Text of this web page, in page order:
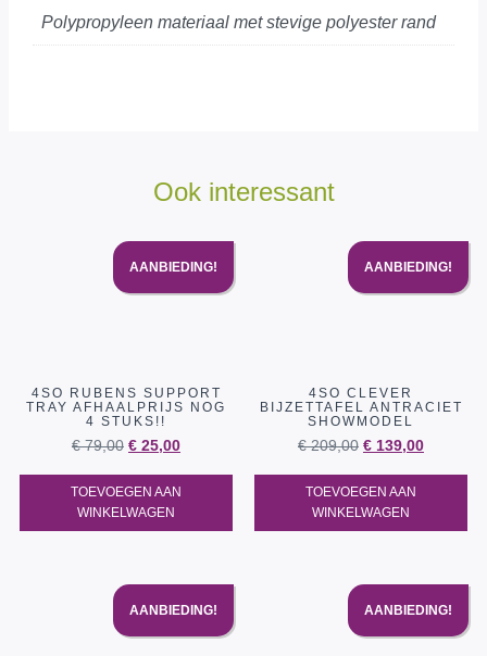
Polypropyleen materiaal met stevige polyester rand
Ook interessant
AANBIEDING!
4SO RUBENS SUPPORT
TRAY AFHAALPRIJS NOG
4 STUKS!!
€79,00 € 25,00
TOEVOEGEN AAN
WINKELWAGEN
AANBIEDING!
4SO CLEVER
BIJZETTAFEL ANTRACIET
SHOWMODEL
€209,00 € 139,00
TOEVOEGEN AAN
WINKELWAGEN
AANBIEDING! AANBIEDING!